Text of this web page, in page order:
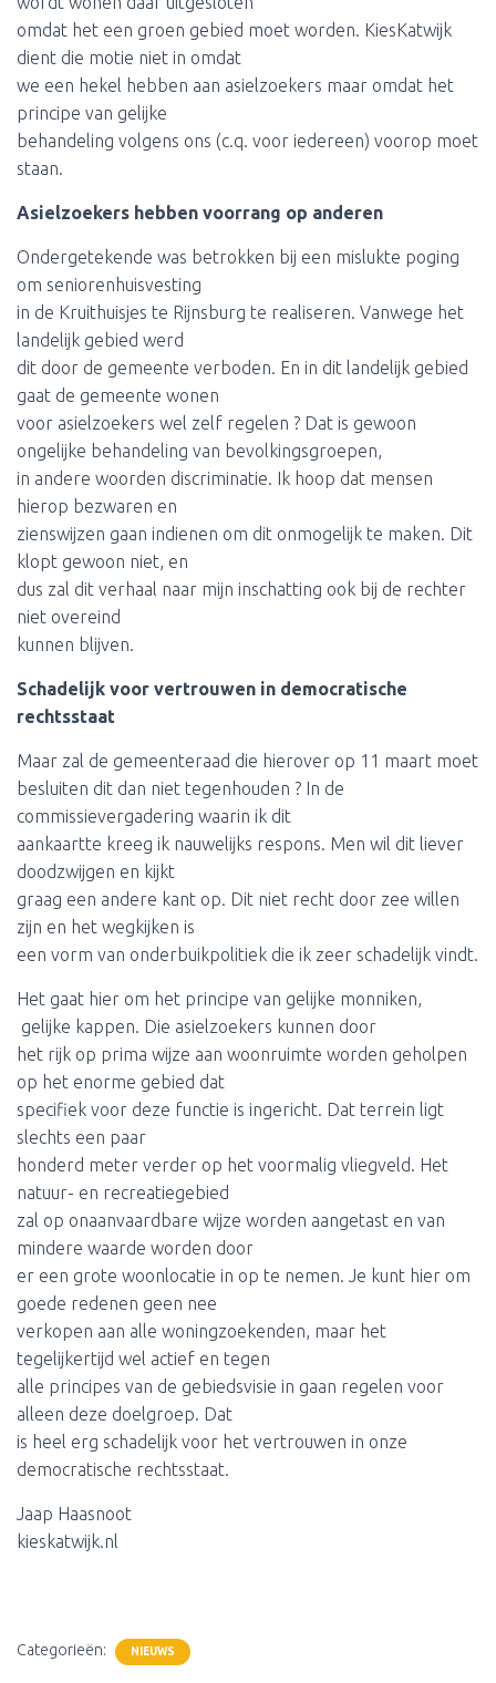
omdat het een groen gebied moet worden. KiesKatwijk
dient die motie niet in omdat
we een hekel hebben aan asielzoekers maar omdat het
principe van gelijke
behandeling volgens ons (c.q. voor iedereen) voorop moet
staan.
Asielzoekers hebben voorrang op anderen
Ondergetekende was betrokken bij een mislukte poging
om seniorenhuisvesting
in de Kruithuisjes te Rijnsburg te realiseren. Vanwege het
landelijk gebied werd
dit door de gemeente verboden. En in dit landelijk gebied
gaat de gemeente wonen
voor asielzoekers wel zelf regelen ? Dat is gewoon
ongelijke behandeling van bevolkingsgroepen,
in andere woorden discriminatie. Ik hoop dat mensen
hierop bezwaren en
zienswijzen gaan indienen om dit onmogelijk te maken. Dit
klopt gewoon niet, en
dus zal dit verhaal naar mijn inschatting ook bij de rechter
niet overeind
kunnen blijven.
Schadelijk voor vertrouwen in democratische
rechtsstaat
Maar zal de gemeenteraad die hierover op 11 maart moet
besluiten dit dan niet tegenhouden ? In de
commissievergadering waarin ik dit
aankaartte kreeg ik nauwelijks respons. Men wil dit liever
doodzwijgen en kijkt
graag een andere kant op. Dit niet recht door zee willen
zijn en het wegkijken is
een vorm van onderbuikpolitiek die ik zeer schadelijk vindt.
Het gaat hier om het principe van gelijke monniken,
gelijke kappen. Die asielzoekers kunnen door
het rijk op prima wijze aan woonruimte worden geholpen
op het enorme gebied dat
specifiek voor deze functie is ingericht. Dat terrein ligt
slechts een paar
honderd meter verder op het voormalig vliegveld. Het
natuur- en recreatiegebied
zal op onaanvaardbare wijze worden aangetast en van
mindere waarde worden door
er een grote woonlocatie in op te nemen. Je kunt hier om
goede redenen geen nee
verkopen aan alle woningzoekenden, maar het
tegelijkertijd wel actief en tegen
alle principes van de gebiedsvisie in gaan regelen voor
alleen deze doelgroep. Dat
is heel erg schadelijk voor het vertrouwen in onze
democratische rechtsstaat.
Jaap Haasnoot
kieskatwijk.nl
Categorieën: NIEUWS